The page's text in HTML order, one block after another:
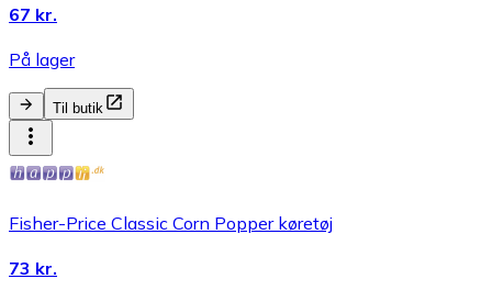
67 kr.
På lager
Til butik
Fisher-Price Classic Corn Popper køretøj
73 kr.